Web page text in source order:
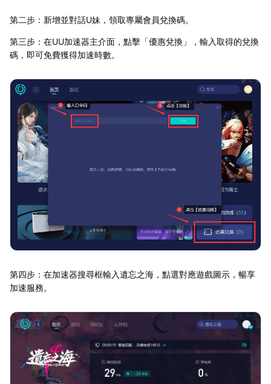
第二步：新增並對話U妹，領取專屬會員兌換碼。
第三步：在UU加速器主介面，點擊「優惠兌換」，輸入取得的兌換
碼，即可免費獲得加速時數。
第四步：在加速器搜尋框輸入遺忘之海，點選對應遊戲圖示，暢享
加速服務。